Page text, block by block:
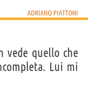
ADRIANO PIATTONI
vede quello che
Lui mi